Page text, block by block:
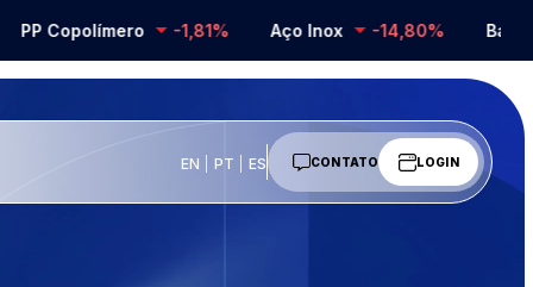
Copolímero -1,81% Aço Inox -14,80% Barrilha
EN PT ES CONTATO LOGIN